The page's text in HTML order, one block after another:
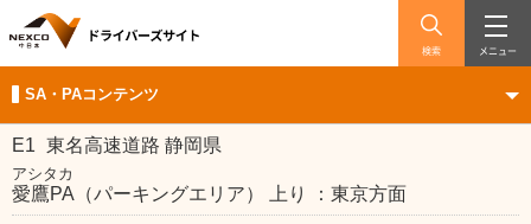
検索 メニュー
SA・PAコンテンツ
E1 東名高速道路 静岡県
アシタカ
愛鷹PA（パーキングエリア） 上り ：東京方面